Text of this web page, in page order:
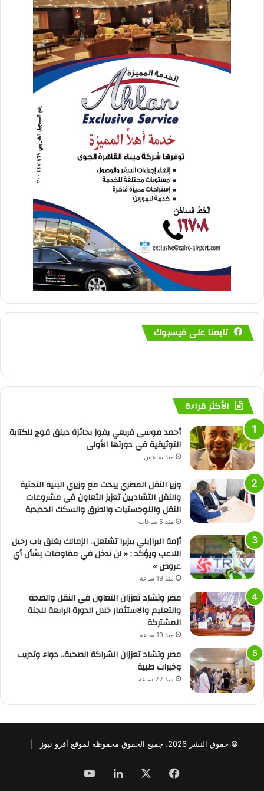
تابعنا على فيسبوك
الأكثر قراءة
أحمد موسى قريعي يفوز بجائزة دينق قوج للكتابة
التوثيقية في دورتها الأولى
منذ ساعتين
وزير النقل المصري يبحث مع وزيري البنية التحتية
والنقل التشاديين تعزيز التعاون في مشروعات
النقل واللوجستيات والطرق والسكك الحديدية
منذ 5 ساعات
أزمة البرازيلي بيزيرا تشتعل.. الزمالك يغلق باب رحيل
اللاعب ويؤكد : « لن ندخل في مفاوضات بشأن أي
عروض »
منذ 19 ساعة
مصر وتشاد تعززان التعاون في النقل والصحة
والتعليم والاستثمار خلال الدورة الرابعة للجنة
المشتركة
منذ 19 ساعة
مصر وتشاد تعززان الشراكة الصحية.. دواء وتدريب
وخبرات طبية
منذ 22 ساعة
© حقوق النشر 2026، جميع الحقوق محفوظة لموقع أفرو نيوز |
فيسبوك لينكدإن